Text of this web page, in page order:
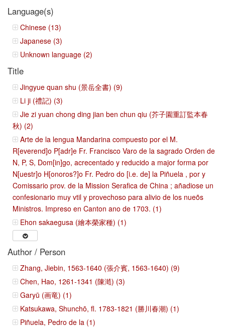
Language(s)
Chinese (13)
Japanese (3)
Unknown language (2)
Title
Jingyue quan shu (景岳全書) (9)
Li ji (禮記) (3)
Jie zi yuan chong ding jian ben chun qiu (芥子園重訂監本春
秋) (2)
Arte de la lengua Mandarina compuesto por el M.
R[everend]o P[adr]e Fr. Francisco Varo de la sagrado Orden de
N, P, S, Dom[in]go, acrecentado y reducido a major forma por
N[uestr]o H[onoros?]o Fr. Pedro do [i.e. de] la Piñuela , por y
Comissario prov. de la Mission Serafica de China ; añadiose un
confesionario muy vtil y provechoso para alivio de los nueõs
Ministros. Impreso en Canton ano de 1703. (1)
Ehon sakaegusa (繪本榮家種) (1)
Author / Person
Zhang, Jiebin, 1563-1640 (張介賓, 1563-1640) (9)
Chen, Hao, 1261-1341 (陳澔) (3)
Garyū (画竜) (1)
Katsukawa, Shunchō, fl. 1783-1821 (勝川春潮) (1)
Piñuela, Pedro de la (1)